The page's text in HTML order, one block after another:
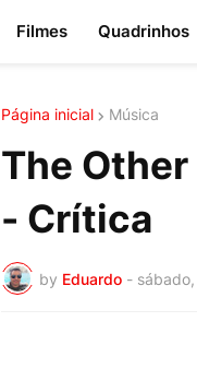
Filmes Quadrinhos
Página inicial Música
The
- Crítica
by Eduardo -